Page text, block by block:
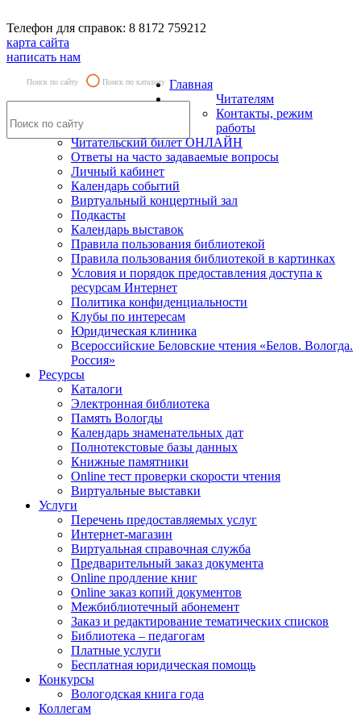
Телефон для справок: 8 8172 759212
карта сайта
написать нам
Поиск по сайту Поиск по каталогу Главная
Читателям
Контакты, режим
работы
Читательский билет ОНЛАЙН
Ответы на часто задаваемые вопросы
Личный кабинет
Календарь событий
Виртуальный концертный зал
Подкасты
Календарь выставок
Правила пользования библиотекой
Правила пользования библиотекой в картинках
Условия и порядок предоставления доступа к
ресурсам Интернет
Политика конфиденциальности
Клубы по интересам
Юридическая клиника
Всероссийские Беловские чтения «Белов. Вологда.
Россия»
Ресурсы
Каталоги
Электронная библиотека
Память Вологды
Календарь знаменательных дат
Полнотекстовые базы данных
Книжные памятники
Online тест проверки скорости чтения
Виртуальные выставки
Услуги
Перечень предоставляемых услуг
Интернет-магазин
Виртуальная справочная служба
Предварительный заказ документа
Online продление книг
Online заказ копий документов
Межбиблиотечный абонемент
Заказ и редактирование тематических списков
Библиотека – педагогам
Платные услуги
Бесплатная юридическая помощь
Конкурсы
Вологодская книга года
Коллегам